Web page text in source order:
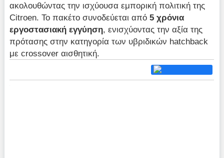
ακολουθώντας την ισχύουσα εμπορική πολιτική της
Citroen. Το πακέτο συνοδεύεται από5 χρόνια
εργοστασιακή εγγύηση, ενισχύοντας την αξία της
πρότασης στην κατηγορία των υβριδικών hatchback
με crossover αισθητική.